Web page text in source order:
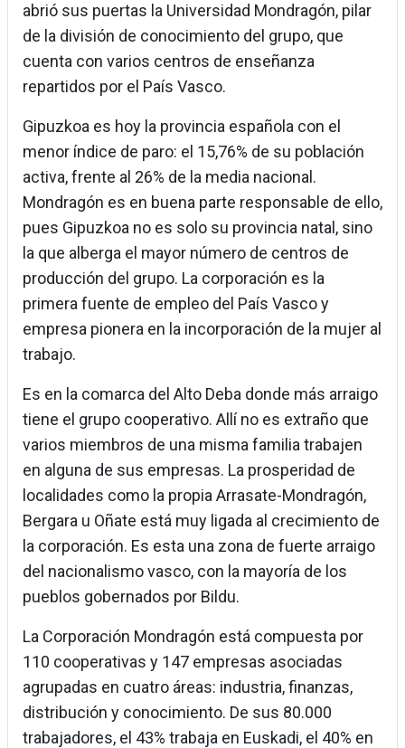
abrió sus puertas la Universidad Mondragón, pilar
de la división de conocimiento del grupo, que
cuenta con varios centros de enseñanza
repartidos por el País Vasco.
Gipuzkoa es hoy la provincia española con el
menor índice de paro: el 15,76% de su población
activa, frente al 26% de la media nacional.
Mondragón es en buena parte responsable de ello,
pues Gipuzkoa no es solo su provincia natal, sino
la que alberga el mayor número de centros de
producción del grupo. La corporación es la
primera fuente de empleo del País Vasco y
empresa pionera en la incorporación de la mujer al
trabajo.
Es en la comarca del Alto Deba donde más arraigo
tiene el grupo cooperativo. Allí no es extraño que
varios miembros de una misma familia trabajen
en alguna de sus empresas. La prosperidad de
localidades como la propia Arrasate-Mondragón,
Bergara u Oñate está muy ligada al crecimiento de
la corporación. Es esta una zona de fuerte arraigo
del nacionalismo vasco, con la mayoría de los
pueblos gobernados por Bildu.
La Corporación Mondragón está compuesta por
110 cooperativas y 147 empresas asociadas
agrupadas en cuatro áreas: industria, finanzas,
distribución y conocimiento. De sus 80.000
trabajadores, el 43% trabaja en Euskadi, el 40% en